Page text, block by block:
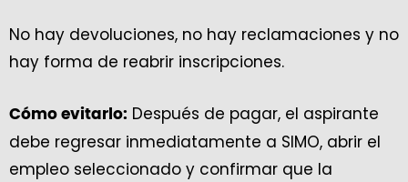
No hay devoluciones, no hay reclamaciones y no
hay forma de reabrir inscripciones.
Cómo evitarlo: Después de pagar, el aspirante
debe regresar inmediatamente a SIMO, abrir el
empleo seleccionado y confirmar que la